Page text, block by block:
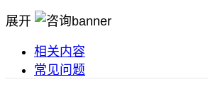
展开
相关内容
常见问题